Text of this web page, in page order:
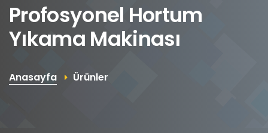
Profosyonel Hortum
Yıkama Makinası
Anasayfa Ürünler